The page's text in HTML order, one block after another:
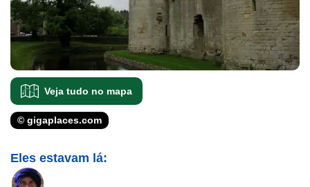
Veja tudo no mapa
© gigaplaces.com
Eles estavam lá: